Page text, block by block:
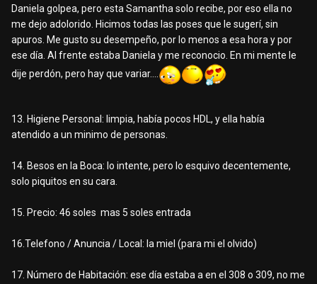
Daniela golpea, pero esta Samantha solo recibe, por eso ella no
me dejo adolorido. Hicimos todas las poses que le sugerí, sin
apuros. Me gusto su desempeño, por lo menos a esa hora y por
ese día. Al frente estaba Daniela y me reconocio. En mi mente le
dije perdón, pero hay que variar….
13. Higiene Personal: limpia, había pocos HDL, y ella había
atendido a un minimo de personas.
14. Besos en la Boca: lo intente, pero lo esquivo decentemente,
solo piquitos en su cara.
15. Precio: 46 soles mas 5 soles entrada
16.Telefono / Anuncia / Local: la miel (para mi el olvido)
17. Número de Habitación: ese día estaba a en el 308 o 309, no me